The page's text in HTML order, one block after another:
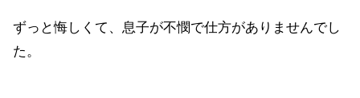
ずっと悔しくて、息子が不憫で仕方がありませんでし
た。